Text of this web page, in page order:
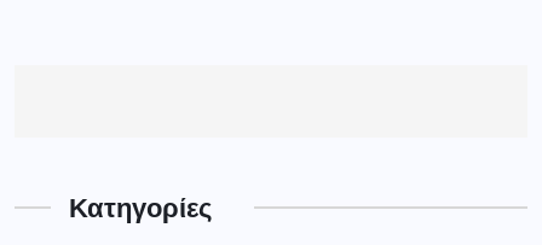
Κατηγορίες